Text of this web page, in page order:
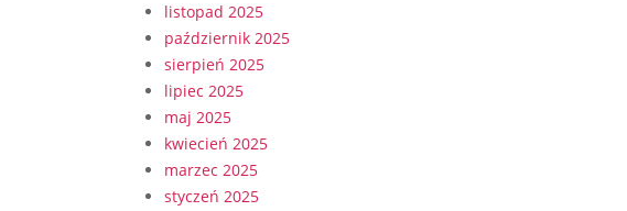
listopad 2025
październik 2025
sierpień 2025
lipiec 2025
maj 2025
kwiecień 2025
marzec 2025
styczeń 2025